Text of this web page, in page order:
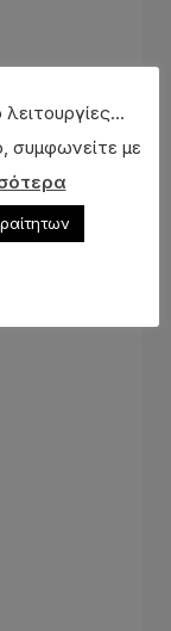
συμφωνείτε με